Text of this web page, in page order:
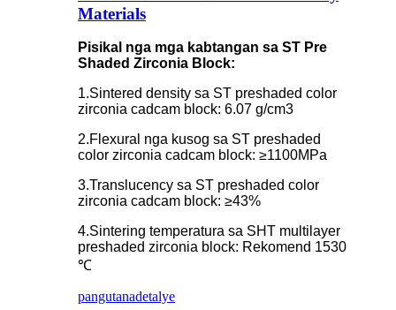
Materials
Pisikal nga mga kabtangan sa ST Pre
Shaded Zirconia Block:
1.Sintered density sa ST preshaded color
zirconia cadcam block: 6.07 g/cm3
2.Flexural nga kusog sa ST preshaded
color zirconia cadcam block: ≥1100MPa
3.Translucency sa ST preshaded color
zirconia cadcam block: ≥43%
4.Sintering temperatura sa SHT multilayer
preshaded zirconia block: Rekomend 1530
℃
pangutanadetalye